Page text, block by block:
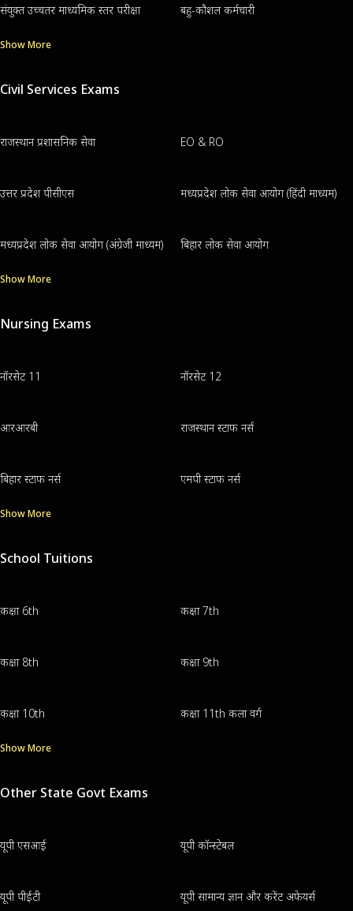
संयुक्त उच्चतर माध्यमिक स्तर परीक्षा बहु-कौशल कर्मचारी
Show More
Civil Services Exams
राजस्थान प्रशासनिक सेवा EO & RO
उत्तर प्रदेश पीसीएस मध्यप्रदेश लोक सेवा आयोग (हिंदी माध्यम)
मध्यप्रदेश लोक सेवा आयोग (अंग्रेजी माध्यम) बिहार लोक सेवा आयोग
Show More
Nursing Exams
नॉरसेट 11 नॉरसेट 12
आरआरबी राजस्थान स्टाफ नर्स
बिहार स्टाफ नर्स एमपी स्टाफ नर्स
Show More
School Tuitions
कक्षा 6th कक्षा 7th
कक्षा 8th कक्षा 9th
कक्षा 10th कक्षा 11th कला वर्ग
Show More
Other State Govt Exams
यूपी एसआई यूपी कॉन्स्टेबल
यूपी पीईटी यूपी सामान्य ज्ञान और करेंट अफेयर्स